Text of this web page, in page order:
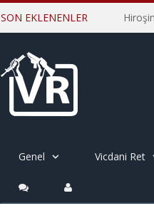
SON EKLENENLER
Genel Vicdani Ret